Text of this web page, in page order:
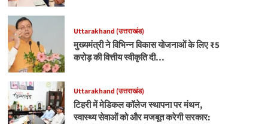
Uttarakhand (उत्तराखंड)
मुख्यमंत्री ने विभिन्न विकास योजनाओं के लिए ₹5
करोड़ की वित्तीय स्वीकृति दी…
Uttarakhand (उत्तराखंड)
टिहरी में मेडिकल कॉलेज स्थापना पर मंथन,
स्वास्थ्य सेवाओं को और मजबूत करेगी सरकार: